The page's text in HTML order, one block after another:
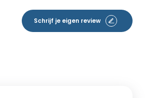
Schrijf je eigen review